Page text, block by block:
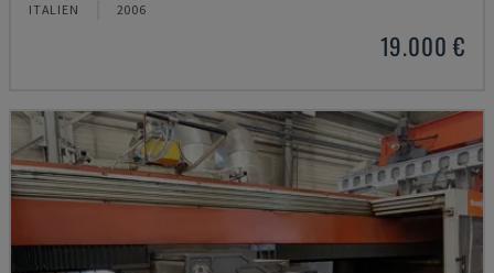
ITALIEN 2006
19.000 €